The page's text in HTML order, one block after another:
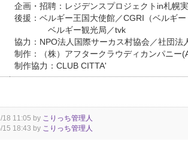
企画・招聘：レジデンスプロジェクトin札幌
後援：ベルギー王国大使館／CGRI（ベルギ
ベルギー観光局／tvk
協力：NPO法人国際サーカス村協会／社団法
制作：（株）アフタークラウディカンパニー
制作協力：CLUB CITTA'
11:05 by こりっち管理人
18:43 by こりっち管理人